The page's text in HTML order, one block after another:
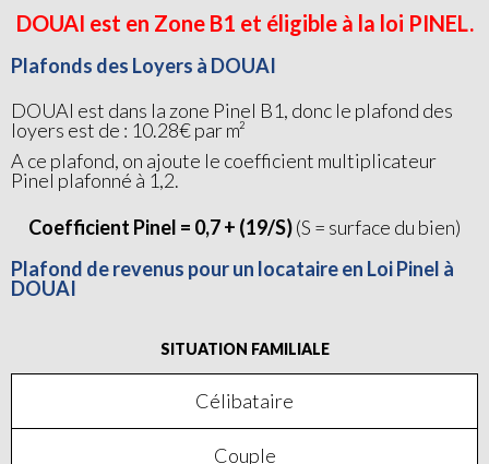
DOUAI est en Zone B1 et éligible à la loi PINEL.
Plafonds des Loyers à DOUAI
DOUAI est dans la zone Pinel B1, donc le plafond des
loyers est de : 10.28€ par m²
A ce plafond, on ajoute le coefficient multiplicateur
Pinel plafonné à 1,2.
Coefficient Pinel = 0,7 + (19/S)(S = surface du bien)
Plafond de revenus pour un locataire en Loi Pinel à
DOUAI
SITUATION FAMILIALE
Célibataire
Couple